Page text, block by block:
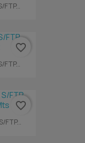
FTP...
favorite_border
FTP...
favorite_border